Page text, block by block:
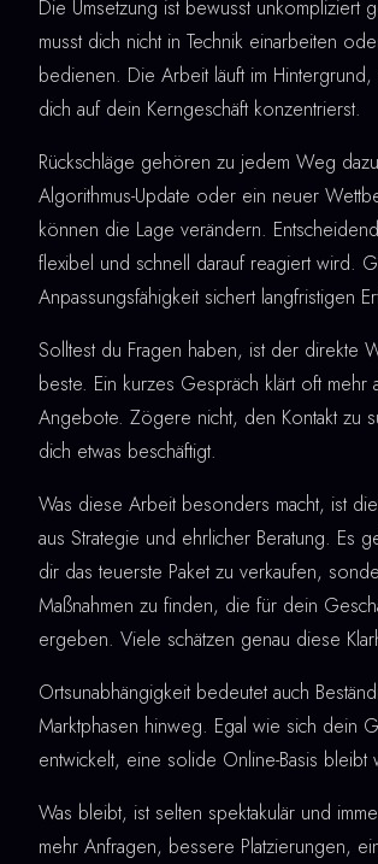
Die Umsetzung ist bewusst unkompliziert
musst dich nicht in Technik einarbeiten
bedienen. Die Arbeit läuft im
dich auf dein Kerngeschäft konzentrierst.
Rückschläge gehören zu jedem Weg
Algorithmus-Update oder ein neuer
können die Lage verändern.
flexibel und schnell darauf reagiert wird.
Anpassungsfähigkeit sichert langfristigen
Solltest du Fragen haben, ist der direkte
beste. Ein kurzes Gespräch klärt oft mehr
Angebote. Zögere nicht, den Kontakt zu
dich etwas beschäftigt.
Was diese Arbeit besonders macht, ist
aus Strategie und ehrlicher Beratung. Es
dir das teuerste Paket zu verkaufen,
Maßnahmen zu finden, die für dein
ergeben. Viele schätzen genau diese
Ortsunabhängigkeit bedeutet auch
Marktphasen hinweg. Egal wie sich dein
entwickelt, eine solide Online-Basis bleibt
Was bleibt, ist selten spektakulär und
mehr Anfragen, bessere Platzierungen,